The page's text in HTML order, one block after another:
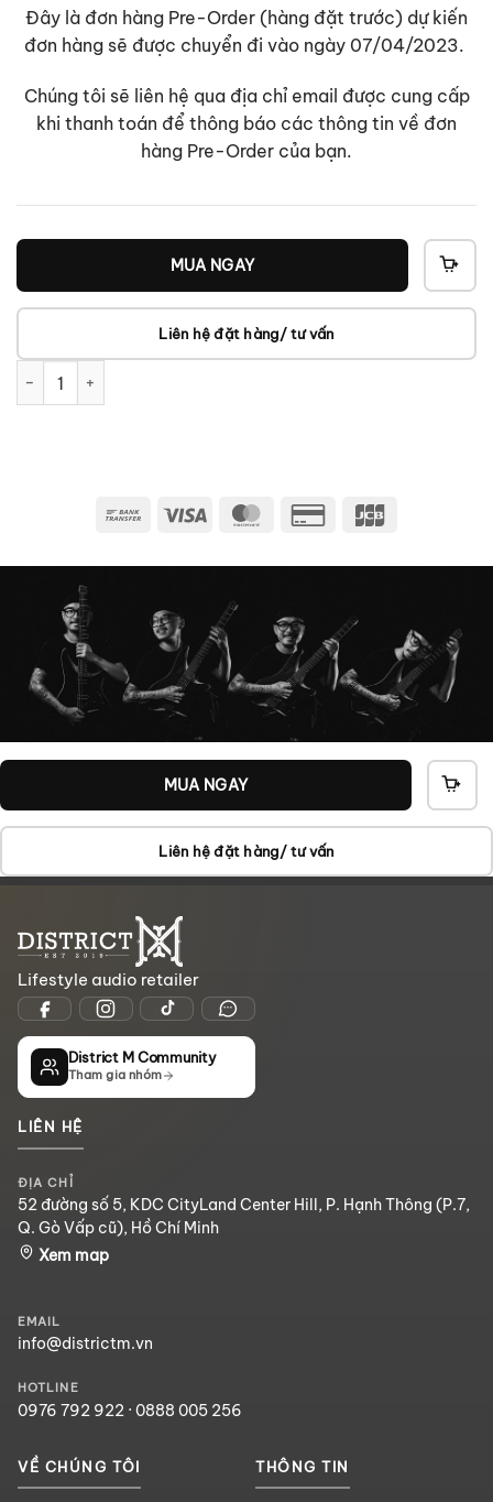
Đây là đơn hàng Pre-Order (hàng đặt trước) dự kiến
đơn hàng sẽ được chuyển đi vào ngày 07/04/2023.
Chúng tôi sẽ liên hệ qua địa chỉ email được cung cấp
khi thanh toán để thông báo các thông tin về đơn
hàng Pre-Order của bạn.
MUA NGAY
Liên hệ đặt hàng/ tư vấn
Dzanca Dzanvu - Standard CD Bundle số lượng
Bank
Visa MasterCard
Credit
2
MUA NGAY
VÀO
Liên hệ đặt hàng/ tư vấn
Lifestyle audio retailer
District M Community
Tham gia nhóm
LIÊN HỆ
ĐỊA CHỈ
52 đường số 5, KDC CityLand Center Hill, P. Hạnh Thông (P.7,
Q. Gò Vấp cũ), Hồ Chí Minh
Xem map
EMAIL
info@districtm.vn
HOTLINE
0976 792 922 · 0888 005 256
VỀ CHÚNG TÔI THÔNG TIN